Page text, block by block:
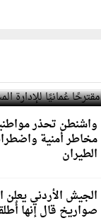
عُمانيًا للإدارة
واشنطن تحذر
مخاطر أمنية
الطيران
صواريخ قال إنها